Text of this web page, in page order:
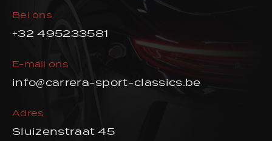
Bel ons
+32 495233581
E-mail ons
info@carrera-sport-classics.be
Adres
Sluizenstraat 45